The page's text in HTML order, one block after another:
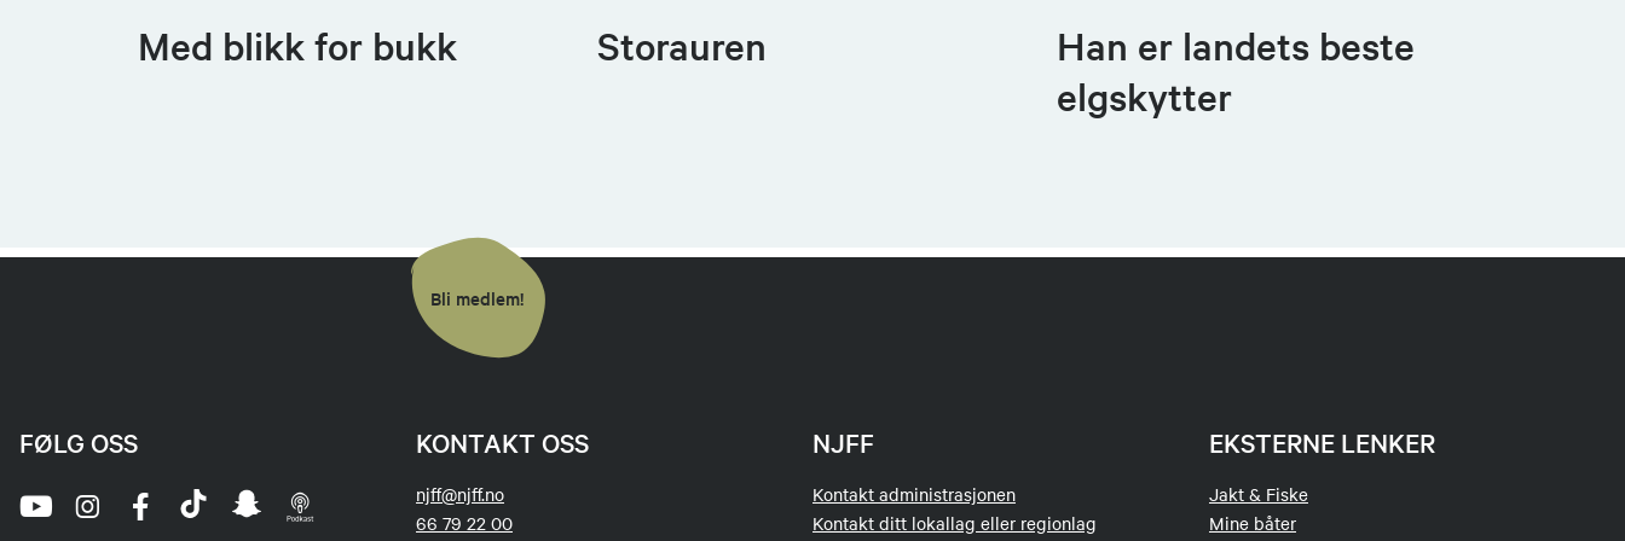
Med blikk for bukk Storauren
Han er landets beste
elgskytter
Bli medlem!
KONTAKT OSS
njff@njff.no
66 79 22 00
NJFF
Kontakt administrasjonen
Kontakt ditt lokallag eller regionlag
EKSTERNE LENKER
Jakt & Fiske
Mine båter
FØLG OSS